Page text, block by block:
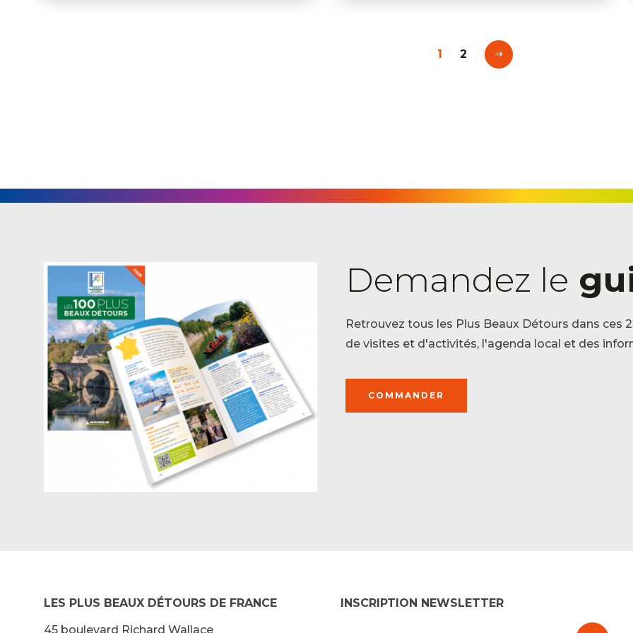
1 2
Demandez le
Retrouvez tous les Plus Beaux Détours dans ces
de visites et d'activités, l'agenda local et des
COMMANDER
LES PLUS BEAUX DÉTOURS DE FRANCE
45 boulevard Richard Wallace
INSCRIPTION NEWSLETTER